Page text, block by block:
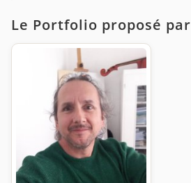
Le Portfolio proposé par